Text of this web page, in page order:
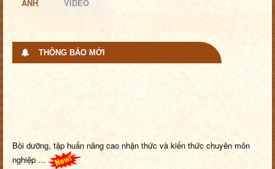
ẢNH VIDEO
THÔNG BÁO MỚI
Bồi dưỡng, tập huấn nâng cao nhận thức và kiến thức chuyên môn
nghiệp ...